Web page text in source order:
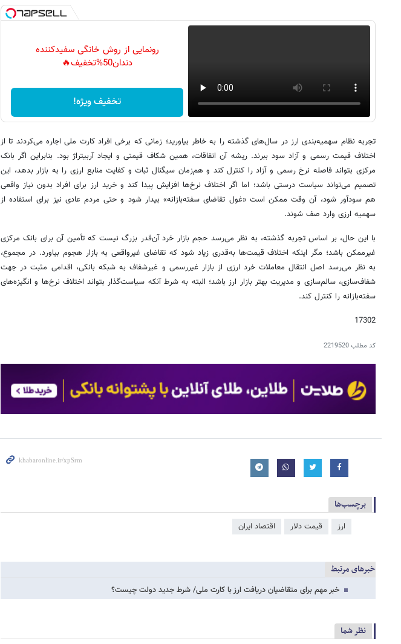
رونمایی از روش خانگی سفیدکننده
دندان50%تخفیف🔥
تخفیف ویژه!
تجربه نظام سهمیه‌بندی ارز در سال‌های گذشته را به خاطر بیاورید؛ زمانی که برخی افراد کارت ملی اجاره می‌کردند تا از
اختلاف قیمت رسمی و آزاد سود ببرند. ریشه آن اتفاقات، همین شکاف قیمتی و ایجاد آربیتراژ بود. بنابراین اگر بانک
مرکزی بتواند فاصله نرخ رسمی و آزاد را کنترل کند و هم‌زمان سیگنال ثبات و کفایت منابع ارزی را به بازار بدهد، این
تصمیم می‌تواند سیاست درستی باشد؛ اما اگر اختلاف نرخ‌ها افزایش پیدا کند و خرید ارز برای افراد بدون نیاز واقعی
هم سودآور شود، آن وقت ممکن است «غول تقاضای سفته‌بازانه» بیدار شود و حتی مردم عادی نیز برای استفاده از
سهمیه ارزی وارد صف شوند.
با این حال، بر اساس تجربه گذشته، به نظر می‌رسد حجم بازار خرد آن‌قدر بزرگ نیست که تأمین آن برای بانک مرکزی
غیرممکن باشد؛ مگر اینکه اختلاف قیمت‌ها به‌قدری زیاد شود که تقاضای غیرواقعی به بازار هجوم بیاورد. در مجموع،
به نظر می‌رسد اصل انتقال معاملات خرد ارزی از بازار غیررسمی و غیرشفاف به شبکه بانکی، اقدامی مثبت در جهت
شفاف‌سازی، سالم‌سازی و مدیریت بهتر بازار ارز باشد؛ البته به شرط آنکه سیاست‌گذار بتواند اختلاف نرخ‌ها و انگیزه‌های
سفته‌بازانه را کنترل کند.
17302
کد مطلب2219520
برچسب‌ها
ارز قیمت دلار اقتصاد ایران
خبرهای مرتبط
خبر مهم برای متقاضیان دریافت ارز با کارت ملی/ شرط جدید دولت چیست؟
نظر شما